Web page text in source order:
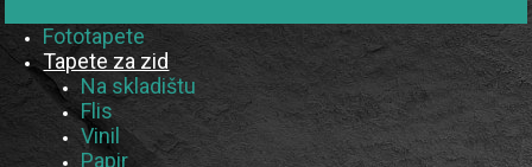
Fototapete
Tapete za zid
Na skladištu
Flis
Vinil
Papir